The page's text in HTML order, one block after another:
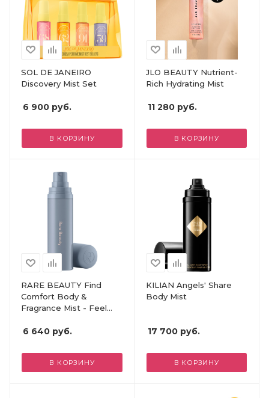
SOL DE JANEIRO
Discovery Mist Set
6 900 руб.
В КОРЗИНУ
JLO BEAUTY Nutrient-
Rich Hydrating Mist
11 280руб.
В КОРЗИНУ
RARE BEAUTY Find
Comfort Body &
Fragrance Mist - Feel
6 640 руб.
В КОРЗИНУ
KILIAN Angels' Share
Body Mist
17 700руб.
В КОРЗИНУ